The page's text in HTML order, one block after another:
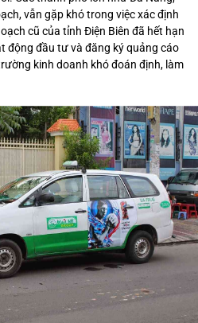
vẫn gặp khó trong việc xác định
cũ của tỉnh Điện Biên đã hết hạn
động đầu tư và đăng ký quảng cáo
kinh doanh khó đoán định, làm